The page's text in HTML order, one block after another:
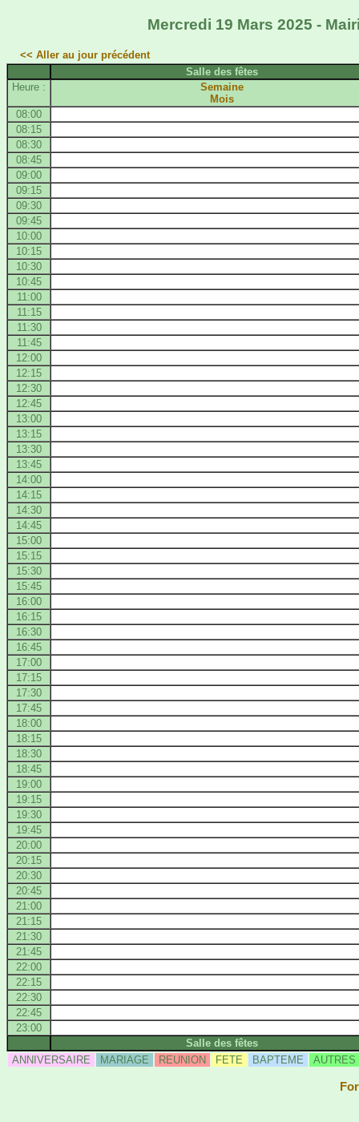
Mercredi 19 Mars 2025 -
<< Aller au jour précédent
Salle des fêtes
Heure :
Semaine
Mois
08:00
08:15
08:30
08:45
09:00
09:15
09:30
09:45
10:00
10:15
10:30
10:45
11:00
11:15
11:30
11:45
12:00
12:15
12:30
12:45
13:00
13:15
13:30
13:45
14:00
14:15
14:30
14:45
15:00
15:15
15:30
15:45
16:00
16:15
16:30
16:45
17:00
17:15
17:30
17:45
18:00
18:15
18:30
18:45
19:00
19:15
19:30
19:45
20:00
20:15
20:30
20:45
21:00
21:15
21:30
21:45
22:00
22:15
22:30
22:45
23:00
Salle des fêtes
ANNIVERSAIRE
MARIAGE REUNION FETE BAPTEME AUTRES